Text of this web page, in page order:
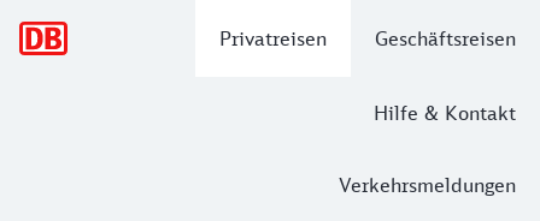
Privatreisen Geschäftsreisen
Hilfe & Kontakt
Verkehrsmeldungen